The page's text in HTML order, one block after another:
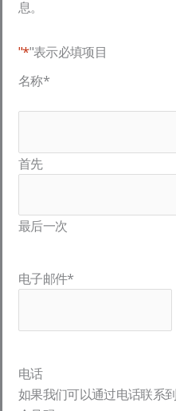
息。
"*"表示必填项目
名称*
首先
最后一次
电子邮件*
电话
如果我们可以通过电话联系